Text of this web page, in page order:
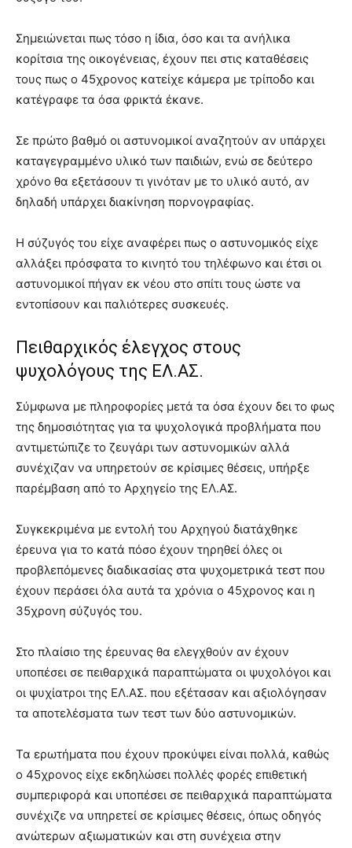
Σημειώνεται πως τόσο η ίδια, όσο και τα ανήλικα
κορίτσια της οικογένειας, έχουν πει στις καταθέσεις
τους πως ο 45χρονος κατείχε κάμερα με τρίποδο και
κατέγραφε τα όσα φρικτά έκανε.
Σε πρώτο βαθμό οι αστυνομικοί αναζητούν αν υπάρχει
καταγεγραμμένο υλικό των παιδιών, ενώ σε δεύτερο
χρόνο θα εξετάσουν τι γινόταν με το υλικό αυτό, αν
δηλαδή υπάρχει διακίνηση πορνογραφίας.
Η σύζυγός του είχε αναφέρει πως ο αστυνομικός είχε
αλλάξει πρόσφατα το κινητό του τηλέφωνο και έτσι οι
αστυνομικοί πήγαν εκ νέου στο σπίτι τους ώστε να
εντοπίσουν και παλιότερες συσκευές.
Πειθαρχικός έλεγχος στους
ψυχολόγους της ΕΛ.ΑΣ.
Σύμφωνα με πληροφορίες μετά τα όσα έχουν δει το φως
της δημοσιότητας για τα ψυχολογικά προβλήματα που
αντιμετώπιζε το ζευγάρι των αστυνομικών αλλά
συνέχιζαν να υπηρετούν σε κρίσιμες θέσεις, υπήρξε
παρέμβαση από το Αρχηγείο της ΕΛ.ΑΣ.
Συγκεκριμένα με εντολή του Αρχηγού διατάχθηκε
έρευνα για το κατά πόσο έχουν τηρηθεί όλες οι
προβλεπόμενες διαδικασίας στα ψυχομετρικά τεστ που
έχουν περάσει όλα αυτά τα χρόνια ο 45χρονος και η
35χρονη σύζυγός του.
Στο πλαίσιο της έρευνας θα ελεγχθούν αν έχουν
υποπέσει σε πειθαρχικά παραπτώματα οι ψυχολόγοι και
οι ψυχίατροι της ΕΛ.ΑΣ. που εξέτασαν και αξιολόγησαν
τα αποτελέσματα των τεστ των δύο αστυνομικών.
Τα ερωτήματα που έχουν προκύψει είναι πολλά, καθώς
ο 45χρονος είχε εκδηλώσει πολλές φορές επιθετική
συμπεριφορά και υποπέσει σε πειθαρχικά παραπτώματα
συνέχιζε να υπηρετεί σε κρίσιμες θέσεις, όπως οδηγός
ανώτερων αξιωματικών και στη συνέχεια στην